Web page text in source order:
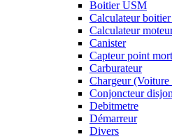
Boitier USM
Calculateur
Calculateur
Canister
Capteur point
Carburateur
Chargeur (Voiture
Conjoncteur
Debitmetre
Démarreur
Divers